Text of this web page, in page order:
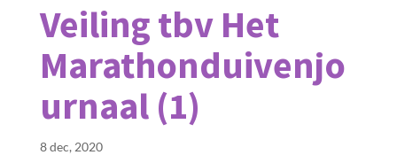
Veiling tbv Het
Marathonduivenjo
urnaal (1)
8 dec, 2020